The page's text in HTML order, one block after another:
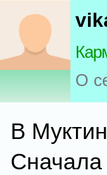
О
В
Сначала